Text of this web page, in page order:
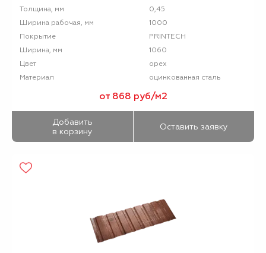
Толщина, мм
0,45
Ширина рабочая, мм
1000
Покрытие
PRINTECH
Ширина, мм
1060
Цвет
орех
Материал
оцинкованная сталь
от 868 руб/м2
Добавить
в корзину
Оставить заявку